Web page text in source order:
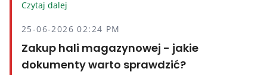
Czytaj dalej
25-06-2026 02:24 PM
Zakup hali magazynowej - jakie
dokumenty warto sprawdzić?